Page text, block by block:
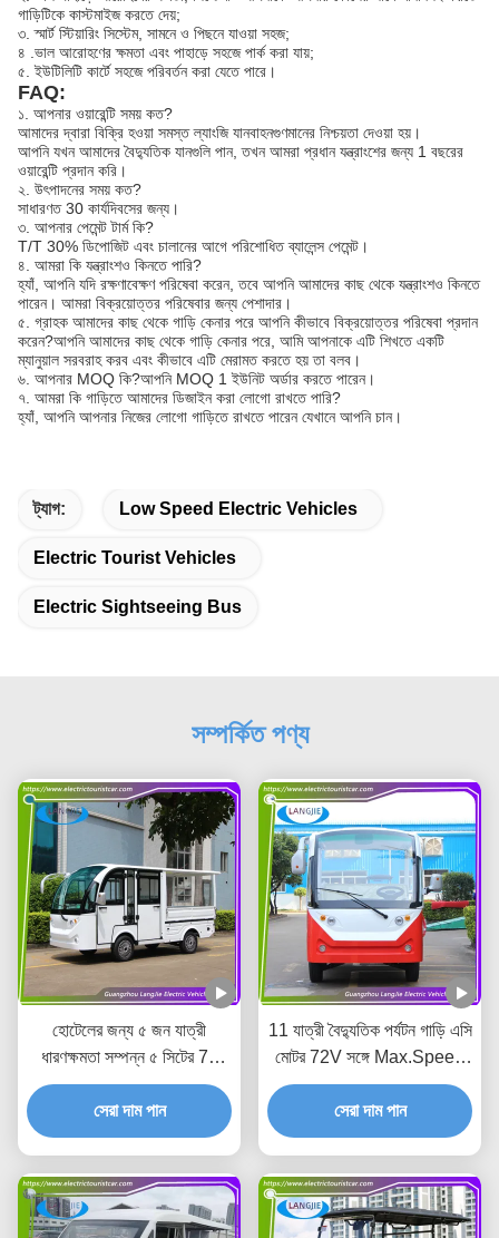
গাড়িটিকে কাস্টমাইজ করতে দেয়;
৩. স্মার্ট স্টিয়ারিং সিস্টেম, সামনে ও পিছনে যাওয়া সহজ;
৪ .ভাল আরোহণের ক্ষমতা এবং পাহাড়ে সহজে পার্ক করা যায়;
৫. ইউটিলিটি কার্টে সহজে পরিবর্তন করা যেতে পারে।
FAQ:
১. আপনার ওয়ারেন্টি সময় কত?
আমাদের দ্বারা বিক্রি হওয়া সমস্ত ল্যাংজি যানবাহনগুণমানের নিশ্চয়তা দেওয়া হয়।
আপনি যখন আমাদের বৈদ্যুতিক যানগুলি পান, তখন আমরা প্রধান যন্ত্রাংশের জন্য 1 বছরের
ওয়ারেন্টি প্রদান করি।
২. উৎপাদনের সময় কত?
সাধারণত 30 কার্যদিবসের জন্য।
৩. আপনার পেমেন্ট টার্ম কি?
T/T 30% ডিপোজিট এবং চালানের আগে পরিশোধিত ব্যালেন্স পেমেন্ট।
৪. আমরা কি যন্ত্রাংশও কিনতে পারি?
হ্যাঁ, আপনি যদি রক্ষণাবেক্ষণ পরিষেবা করেন, তবে আপনি আমাদের কাছ থেকে যন্ত্রাংশও কিনতে
পারেন। আমরা বিক্রয়োত্তর পরিষেবার জন্য পেশাদার।
৫. গ্রাহক আমাদের কাছ থেকে গাড়ি কেনার পরে আপনি কীভাবে বিক্রয়োত্তর পরিষেবা প্রদান
করেন?আপনি আমাদের কাছ থেকে গাড়ি কেনার পরে, আমি আপনাকে এটি শিখতে একটি
ম্যানুয়াল সরবরাহ করব এবং কীভাবে এটি মেরামত করতে হয় তা বলব।
৬. আপনার MOQ কি?আপনি MOQ 1 ইউনিট অর্ডার করতে পারেন।
৭. আমরা কি গাড়িতে আমাদের ডিজাইন করা লোগো রাখতে পারি?
হ্যাঁ, আপনি আপনার নিজের লোগো গাড়িতে রাখতে পারেন যেখানে আপনি চান।
ট্যাগ: Low Speed Electric Vehicles
Electric Tourist Vehicles
Electric Sightseeing Bus
সম্পর্কিত পণ্য
হোটেলের জন্য ৫ জন যাত্রী
ধারণক্ষমতা সম্পন্ন ৫ সিটের 70
কিমি রেঞ্জের বৈদ্যুতিক গাড়ি
সেরা দাম পান
11 যাত্রী বৈদ্যুতিক পর্যটন গাড়ি এসি
মোটর 72V সঙ্গে Max.Speed
30km/H জন্য হোটেল
সেরা দাম পান